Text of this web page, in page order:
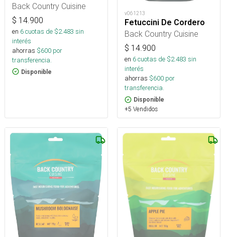
Back Country Cuisine
$ 14.900
en 6cuotas de $2.483 sin
interés
ahorras $600 por
transferencia.
Disponible
v061213
Fetuccini De Cordero
Back Country Cuisine
$ 14.900
en 6cuotas de $2.483 sin
interés
ahorras $600 por
transferencia.
Disponible
+5 Vendidos